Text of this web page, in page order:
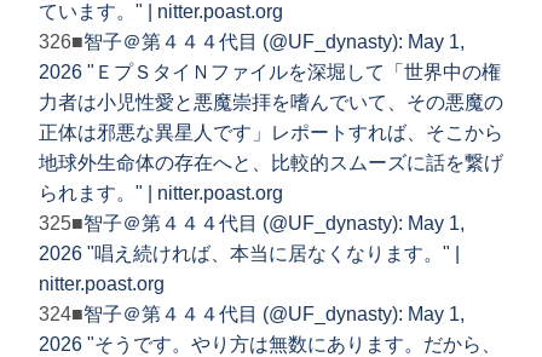
ています。" | nitter.poast.org
326■智子＠第４４４代目 (@UF_dynasty): May 1,
2026 "ＥプＳタイＮファイルを深堀して「世界中の権
力者は小児性愛と悪魔崇拝を嗜んでいて、その悪魔の
正体は邪悪な異星人です」レポートすれば、そこから
地球外生命体の存在へと、比較的スムーズに話を繋げ
られます。" | nitter.poast.org
325■智子＠第４４４代目 (@UF_dynasty): May 1,
2026 "唱え続ければ、本当に居なくなります。" |
nitter.poast.org
324■智子＠第４４４代目 (@UF_dynasty): May 1,
2026 "そうです。やり方は無数にあります。だから、